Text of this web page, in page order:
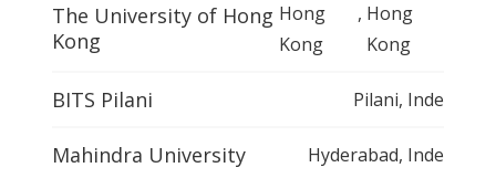
The University of Hong
Kong
Hong
Kong
, Hong
Kong
BITS Pilani Pilani, Inde
Mahindra University Hyderabad, Inde